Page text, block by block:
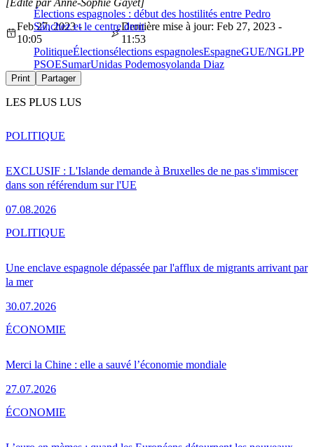
Élections espagnoles : début des hostilités entre Pedro
Sánchez et le centre droit
Feb 27, 2023 -
10:05
Dernière mise à jour: Feb 27, 2023 -
11:53
PolitiqueÉlectionsélections espagnolesEspagneGUE/NGLPP
PSOESumarUnidas Podemosyolanda Diaz
Print Partager
LES PLUS LUS
EXCLUSIF : L'Islande demande à Bruxelles de ne pas s'immiscer
dans son référendum sur l'UE
07.08.2026
POLITIQUE
Une enclave espagnole dépassée par l'afflux de migrants arrivant par
la mer
30.07.2026
POLITIQUE
Merci la Chine : elle a sauvé l’économie mondiale
27.07.2026
ÉCONOMIE
ÉCONOMIE